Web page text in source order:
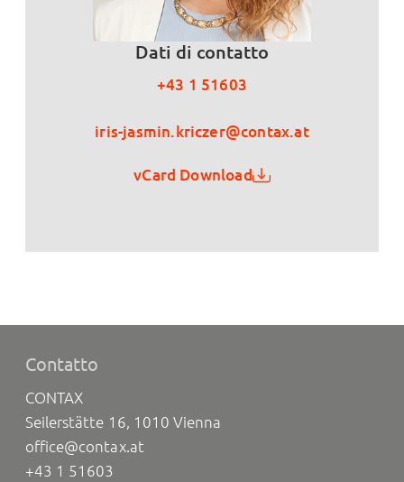
Dati di contatto
+43 1 51603
iris-jasmin.kriczer@contax.at
vCard Download
Contatto
CONTAX
Seilerstätte 16, 1010 Vienna
office@contax.at
+43 1 51603